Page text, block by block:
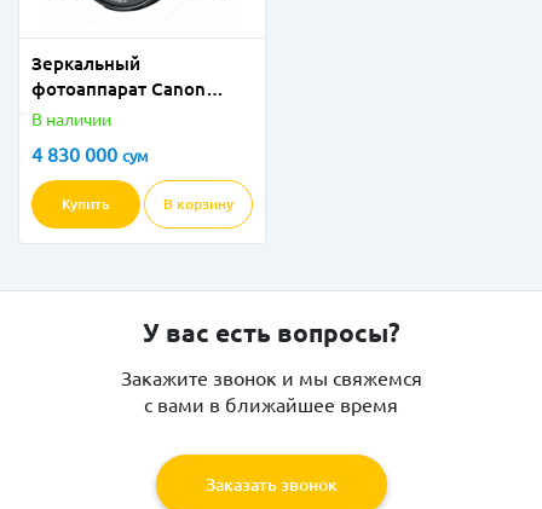
Зеркальный
фотоаппарат Canon
4000D
В наличии
4 830 000 сум
Купить В корзину
У вас есть вопросы?
Закажите звонок и мы свяжемся
с вами в ближайшее время
Заказать звонок